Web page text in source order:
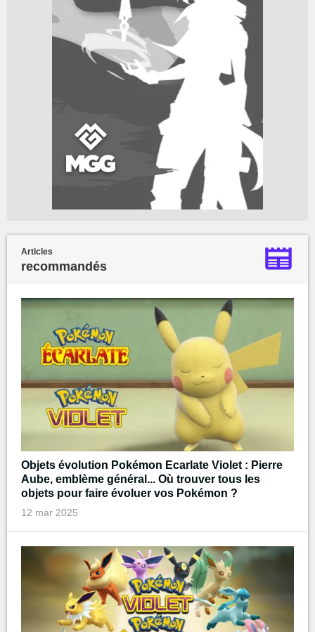
Articles
recommandés
Objets évolution Pokémon Ecarlate Violet : Pierre
Aube, emblème général... Où trouver tous les
objets pour faire évoluer vos Pokémon ?
12 mar 2025